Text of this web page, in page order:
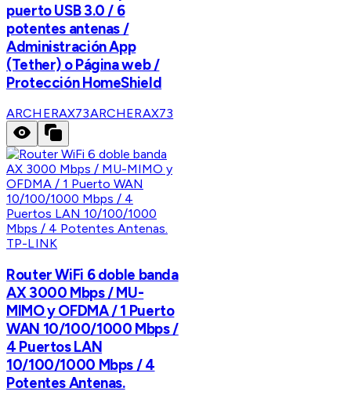
puerto USB 3.0 / 6
potentes antenas /
Administración App
(Tether) o Página web /
Protección HomeShield
ARCHERAX73ARCHERAX73
TP-LINK
Router WiFi 6 doble banda
AX 3000 Mbps / MU-
MIMO y OFDMA / 1 Puerto
WAN 10/100/1000 Mbps /
4 Puertos LAN
10/100/1000 Mbps / 4
Potentes Antenas.